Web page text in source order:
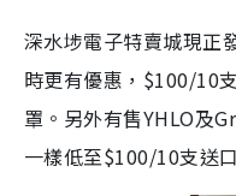
深水埗電子特賣城現正
時更有優惠，$100/10
罩。另外有售YHLO及
一樣低至$100/10支送